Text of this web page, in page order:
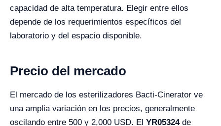
capacidad de alta temperatura. Elegir entre ellos
depende de los requerimientos específicos del
laboratorio y del espacio disponible.
Precio del mercado
El mercado de los esterilizadores Bacti-Cinerator ve
una amplia variación en los precios, generalmente
oscilando entre 500 y 2,000 USD. El YR05324de